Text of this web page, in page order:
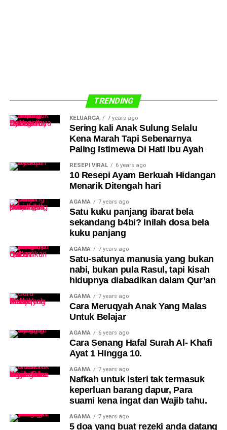
TRENDING
KELUARGA 7 years ago
Sering kali Anak Sulung Selalu
Kena Marah Tapi Sebenarnya
Paling Istimewa Di Hati Ibu Ayah
RESEPI VIRAL 6 years ago
10 Resepi Ayam Berkuah Hidangan
Menarik Ditengah hari
AGAMA 7 years ago
Satu kuku panjang ibarat bela
sekandang b4bi? Inilah dosa bela
kuku panjang
AGAMA 7 years ago
Satu-satunya manusia yang bukan
nabi, bukan pula Rasul, tapi kisah
hidupnya diabadikan dalam Qur’an
AGAMA 7 years ago
Cara Meruqyah Anak Yang Malas
Untuk Belajar
AGAMA 6 years ago
Cara Senang Hafal Surah Al- Khafi
Ayat 1 Hingga 10.
AGAMA 7 years ago
Nafkah untuk isteri tak termasuk
keperluan barang dapur, Para
suami kena ingat dan Wajib tahu.
AGAMA 7 years ago
5 doa yang buat rezeki anda datang